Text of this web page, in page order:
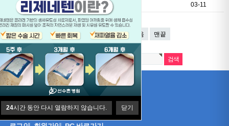
24시간 동안 다시 열람하지 않습니다. 닫기
24시간 동안 다시 열람하지 않습니다. 닫기
빨리 낫고 싶은데 도수치료 받아볼까? 03-11
1 2 3 4 5 다음 맨끝